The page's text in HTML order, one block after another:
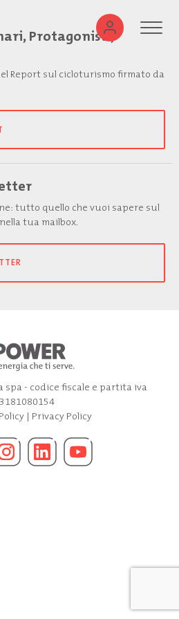
Protagonisti,
Report sul cicloturismo firmato da
tutto quello che vuoi sapere sul
tua mailbox.
spa - codice fiscale e partita iva
| Privacy Policy